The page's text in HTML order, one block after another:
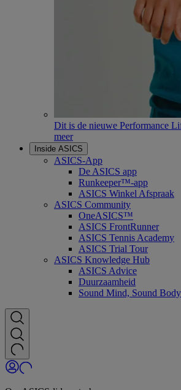
Dit is de nieuwe Performance
meer
Inside ASICS
ASICS-App
De ASICS app
Runkeeper™-app
ASICS Winkel Afspraak
ASICS Community
OneASICS™
ASICS FrontRunner
ASICS Tennis Academy
ASICS Trial Tour
ASICS Knowledge Hub
ASICS Advice
Duurzaamheid
Sound Mind, Sound Body